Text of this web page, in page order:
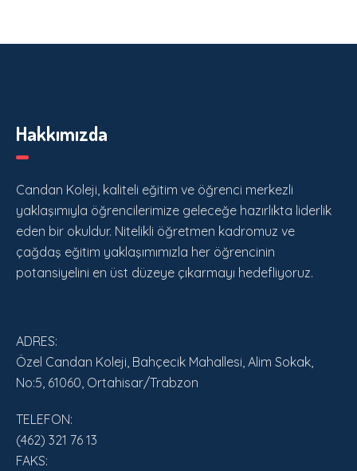
Hakkımızda
Candan Koleji, kaliteli eğitim ve öğrenci merkezli
yaklaşımıyla öğrencilerimize geleceğe hazırlıkta liderlik
eden bir okuldur. Nitelikli öğretmen kadromuz ve
çağdaş eğitim yaklaşımımızla her öğrencinin
potansiyelini en üst düzeye çıkarmayı hedefliyoruz.
ADRES:
Özel Candan Koleji, Bahçecik Mahallesi, Alim Sokak,
No:5, 61060, Ortahisar/Trabzon
TELEFON:
(462) 321 76 13
FAKS: